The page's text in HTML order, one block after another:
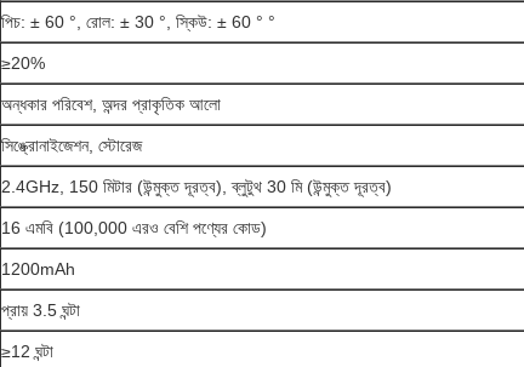
পিচ: ± 60 °, রোল: ± 30 °, স্কিউ: ± 60 ° °
≥20%
অন্ধকার পরিবেশ, অন্দর প্রাকৃতিক আলো
সিঙ্ক্রোনাইজেশন, স্টোরেজ
2.4GHz, 150 মিটার (উন্মুক্ত দূরত্ব), ব্লুটুথ 30 মি (উন্মুক্ত দূরত্ব)
16 এমবি (100,000 এরও বেশি পণ্যের কোড)
1200mAh
প্রায় 3.5 ঘন্টা
≥12 ঘন্টা